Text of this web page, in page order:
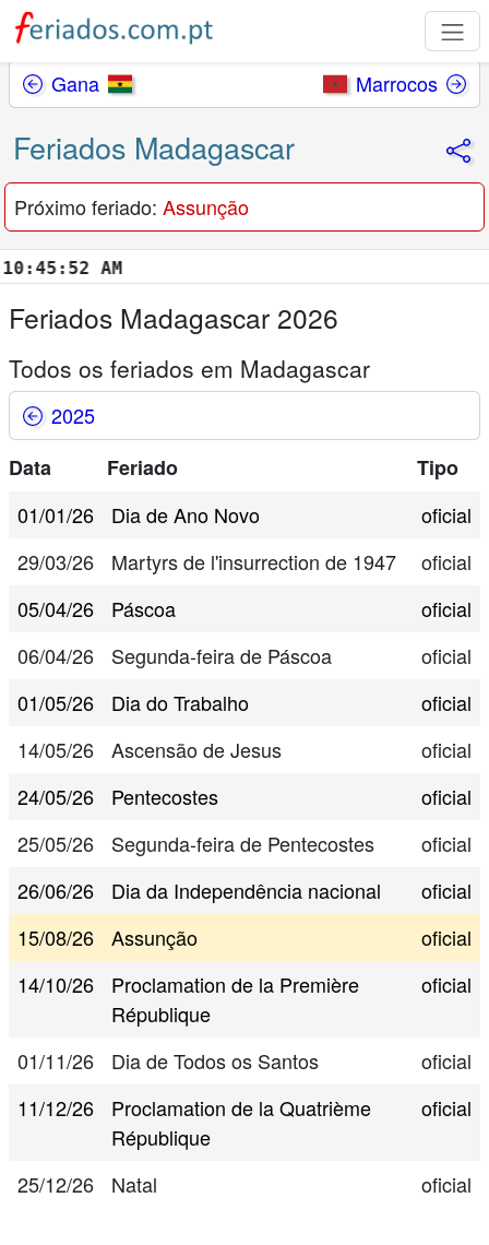
Gana Marrocos
Feriados Madagascar
Próximo feriado: Assunção
AM
Feriados Madagascar 2026
Todos os feriados em Madagascar
2025
Data
Feriado
Tipo
01/01/26
Dia de Ano Novo
oficial
29/03/26
Martyrs de l'insurrection de 1947
oficial
05/04/26
Páscoa
oficial
06/04/26
Segunda-feira de Páscoa
oficial
01/05/26
Dia do Trabalho
oficial
14/05/26
Ascensão de Jesus
oficial
24/05/26
Pentecostes
oficial
25/05/26
Segunda-feira de Pentecostes
oficial
26/06/26
Dia da Independência nacional
oficial
15/08/26
Assunção
oficial
14/10/26
Proclamation de la Première
République
oficial
01/11/26 Dia de Todos os Santos
oficial
11/12/26
Proclamation de la Quatrième
République
oficial
25/12/26 Natal oficial